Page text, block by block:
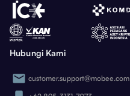
Hubungi Kami
customer.support@mobee.com